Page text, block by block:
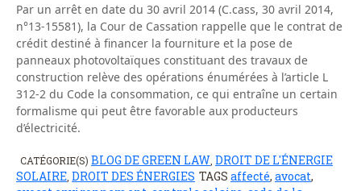
Par un arrêt en date du 30 avril 2014 (C.cass, 30 avril 2014,
n°13-15581), la Cour de Cassation rappelle que le contrat de
crédit destiné à financer la fourniture et la pose de
panneaux photovoltaïques constituant des travaux de
construction relève des opérations énumérées à l’article L
312-2 du Code la consommation, ce qui entraîne un certain
formalisme qui peut être favorable aux producteurs
d’électricité.
CATÉGORIE(S) BLOG DE GREEN LAW DROIT DE L'ÉNERGIE
SOLAIRE DROIT DES ÉNERGIES TAGS affecté, avocat,